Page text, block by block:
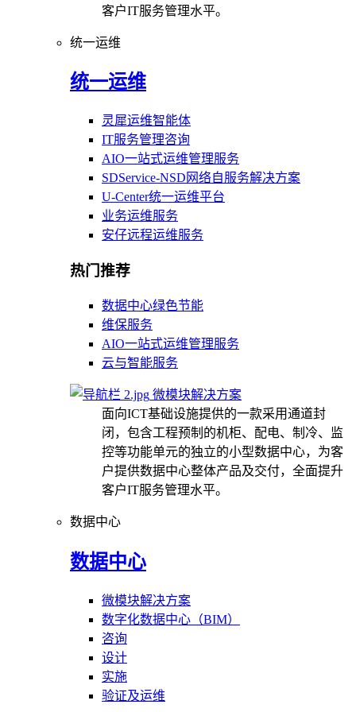
客户IT服务管理水平。
统一运维
统一运维
灵犀运维智能体
IT服务管理咨询
AIO一站式运维管理服务
SDService-NSD网络自服务解决方案
U-Center统一运维平台
业务运维服务
安仔远程运维服务
热门推荐
数据中心绿色节能
维保服务
AIO一站式运维管理服务
云与智能服务
微模块解决方案
面向ICT基础设施提供的一款采用通道封
闭，包含工程预制的机柜、配电、制冷、监
控等功能单元的独立的小型数据中心，为客
户提供数据中心整体产品及交付，全面提升
客户IT服务管理水平。
数据中心
数据中心
微模块解决方案
数字化数据中心（BIM）
咨询
设计
实施
验证及运维